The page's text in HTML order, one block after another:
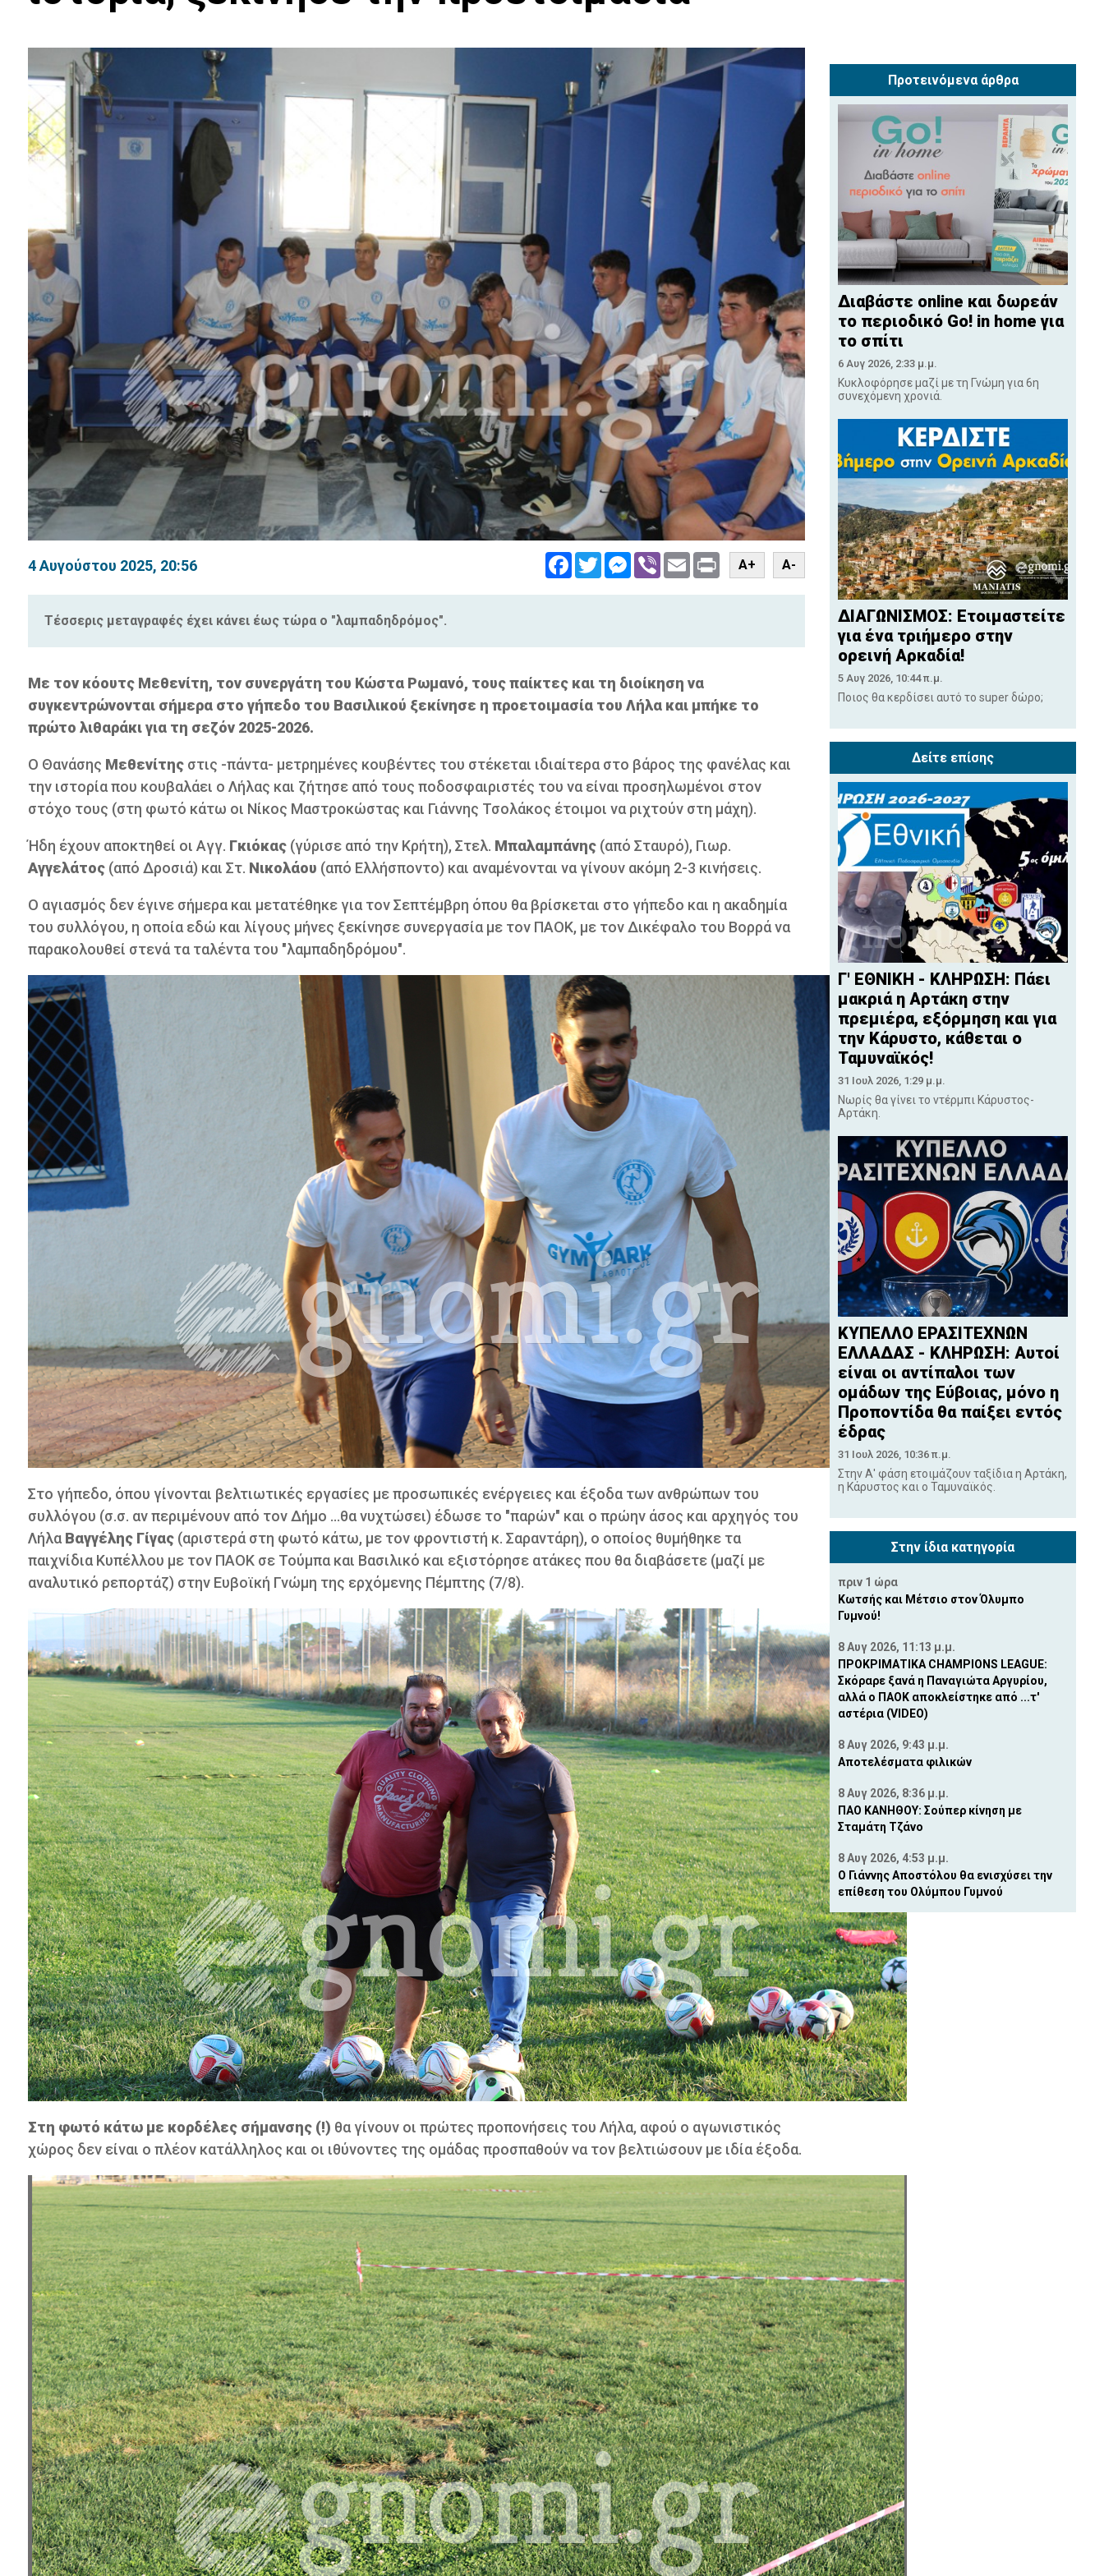
4 Αυγούστου 2025, 20:56 FacebookTwitterMessenger
Viber Email PrintA+ A-
Τέσσερις μεταγραφές έχει κάνει έως τώρα ο "λαμπαδηδρόμος".
Με τον κόουτς Μεθενίτη, τον συνεργάτη του Κώστα Ρωμανό, τους παίκτες και τη διοίκηση να
συγκεντρώνονται σήμερα στο γήπεδο του Βασιλικού ξεκίνησε η προετοιμασία του Λήλα και μπήκε το
πρώτο λιθαράκι για τη σεζόν 2025-2026.
Ο Θανάσης Μεθενίτης στις -πάντα- μετρημένες κουβέντες του στέκεται ιδιαίτερα στο βάρος της φανέλας και
την ιστορία που κουβαλάει ο Λήλας και ζήτησε από τους ποδοσφαιριστές του να είναι προσηλωμένοι στον
στόχο τους (στη φωτό κάτω οι Νίκος Μαστροκώστας και Γιάννης Τσολάκος έτοιμοι να ριχτούν στη μάχη).
Ήδη έχουν αποκτηθεί οι Αγγ. Γκιόκας (γύρισε από την Κρήτη), Στελ. Μπαλαμπάνης(από Σταυρό), Γιωρ.
Αγγελάτος (από Δροσιά) και Στ. Νικολάου (από Ελλήσποντο) και αναμένονται να γίνουν ακόμη 2-3 κινήσεις.
Ο αγιασμός δεν έγινε σήμερα και μετατέθηκε για τον Σεπτέμβρη όπου θα βρίσκεται στο γήπεδο και η ακαδημία
του συλλόγου, η οποία εδώ και λίγους μήνες ξεκίνησε συνεργασία με τον ΠΑΟΚ, με τον Δικέφαλο του Βορρά να
παρακολουθεί στενά τα ταλέντα του "λαμπαδηδρόμου".
Στο γήπεδο, όπου γίνονται βελτιωτικές εργασίες με προσωπικές ενέργειες και έξοδα των ανθρώπων του
συλλόγου (σ.σ. αν περιμένουν από τον Δήμο ...θα νυχτώσει) έδωσε το "παρών" και ο πρώην άσος και αρχηγός του
Λήλα Βαγγέλης Γίγας (αριστερά στη φωτό κάτω, με τον φροντιστή κ. Σαραντάρη), ο οποίος θυμήθηκε τα
παιχνίδια Κυπέλλου με τον ΠΑΟΚ σε Τούμπα και Βασιλικό και εξιστόρησε ατάκες που θα διαβάσετε (μαζί με
αναλυτικό ρεπορτάζ) στην Ευβοϊκή Γνώμη της ερχόμενης Πέμπτης (7/8).
Στη φωτό κάτω με κορδέλες σήμανσης (!) θα γίνουν οι πρώτες προπονήσεις του Λήλα, αφού ο αγωνιστικός
χώρος δεν είναι ο πλέον κατάλληλος και οι ιθύνοντες της ομάδας προσπαθούν να τον βελτιώσουν με ιδία έξοδα.
Προτεινόμενα άρθρα
Διαβάστε online και δωρεάν
το περιοδικό Go! in home για
το σπίτι
6 Αυγ 2026, 2:33 μ.μ.
Κυκλοφόρησε μαζί με τη Γνώμη για 6η
συνεχόμενη χρονιά.
ΔΙΑΓΩΝΙΣΜΟΣ: Ετοιμαστείτε
για ένα τριήμερο στην
ορεινή Αρκαδία!
5 Αυγ 2026, 10:44 π.μ.
Ποιος θα κερδίσει αυτό το super δώρο;
Δείτε επίσης
Γ' ΕΘΝΙΚΗ - ΚΛΗΡΩΣΗ: Πάει
μακριά η Αρτάκη στην
πρεμιέρα, εξόρμηση και για
την Κάρυστο, κάθεται ο
Ταμυναϊκός!
31 Ιουλ 2026, 1:29 μ.μ.
Νωρίς θα γίνει το ντέρμπι Κάρυστος-
Αρτάκη.
ΚΥΠΕΛΛΟ ΕΡΑΣΙΤΕΧΝΩΝ
ΕΛΛΑΔΑΣ - ΚΛΗΡΩΣΗ: Αυτοί
είναι οι αντίπαλοι των
ομάδων της Εύβοιας, μόνο η
Προποντίδα θα παίξει εντός
έδρας
31 Ιουλ 2026, 10:36 π.μ.
Στην Α' φάση ετοιμάζουν ταξίδια η Αρτάκη,
η Κάρυστος και ο Ταμυναϊκός.
Στην ίδια κατηγορία
πριν 1 ώρα
Κωτσής και Μέτσιο στον Όλυμπο
Γυμνού!
8 Αυγ 2026, 11:13 μ.μ.
ΠΡΟΚΡΙΜΑΤΙΚΑ CHAMPIONS LEAGUE:
Σκόραρε ξανά η Παναγιώτα Αργυρίου,
αλλά ο ΠΑΟΚ αποκλείστηκε από ...τ'
αστέρια (VIDEO)
8 Αυγ 2026, 9:43 μ.μ.
Αποτελέσματα φιλικών
8 Αυγ 2026, 8:36 μ.μ.
ΠΑΟ ΚΑΝΗΘΟΥ: Σούπερ κίνηση με
Σταμάτη Τζάνο
8 Αυγ 2026, 4:53 μ.μ.
Ο Γιάννης Αποστόλου θα ενισχύσει την
επίθεση του Ολύμπου Γυμνού